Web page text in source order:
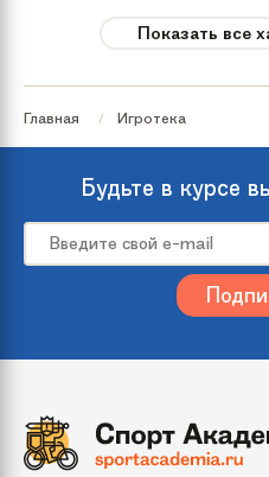
фигурки
Особенности
и
(ДхШхВ)
Гарантия 1 год
Показать все
Главная Игротека
Будьте в курсе